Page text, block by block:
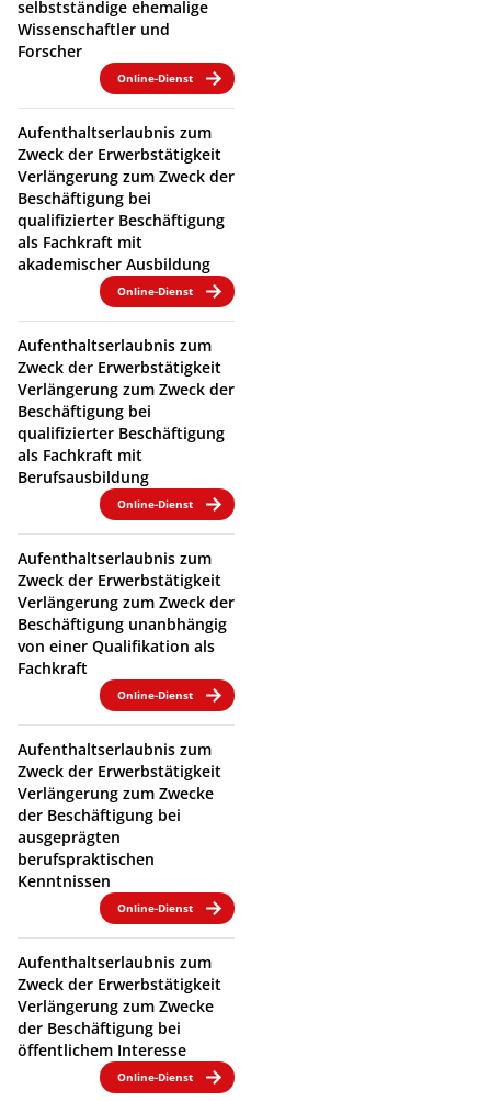
selbstständige ehemalige
Wissenschaftler und
Forscher
Online-Dienst
Aufenthaltserlaubnis zum
Zweck der Erwerbstätigkeit
Verlängerung zum Zweck der
Beschäftigung bei
qualifizierter Beschäftigung
als Fachkraft mit
akademischer Ausbildung
Online-Dienst
Aufenthaltserlaubnis zum
Zweck der Erwerbstätigkeit
Verlängerung zum Zweck der
Beschäftigung bei
qualifizierter Beschäftigung
als Fachkraft mit
Berufsausbildung
Online-Dienst
Aufenthaltserlaubnis zum
Zweck der Erwerbstätigkeit
Verlängerung zum Zweck der
Beschäftigung unanbhängig
von einer Qualifikation als
Fachkraft
Online-Dienst
Aufenthaltserlaubnis zum
Zweck der Erwerbstätigkeit
Verlängerung zum Zwecke
der Beschäftigung bei
ausgeprägten
berufspraktischen
Kenntnissen
Online-Dienst
Aufenthaltserlaubnis zum
Zweck der Erwerbstätigkeit
Verlängerung zum Zwecke
der Beschäftigung bei
öffentlichem Interesse
Online-Dienst